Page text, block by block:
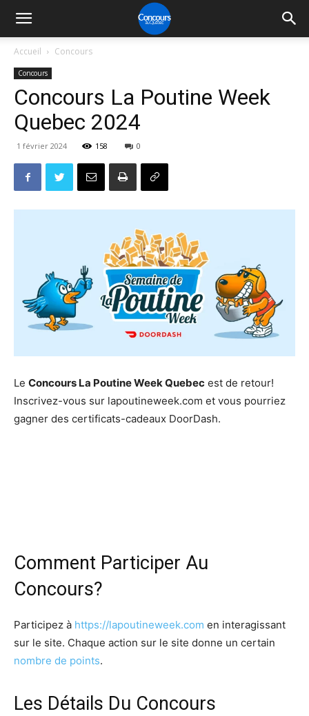
Accueil Concours
Concours
Concours La Poutine Week
Quebec 2024
1 février 2024 158 0
Le Concours La Poutine Week Quebec est de retour!
Inscrivez-vous sur lapoutineweek.com et vous pourriez
gagner des certificats-cadeaux DoorDash.
Comment Participer Au
Concours?
Participez à https://lapoutineweek.com en interagissant
sur le site. Chaque action sur le site donne un certain
nombre de points.
Les Détails Du Concours